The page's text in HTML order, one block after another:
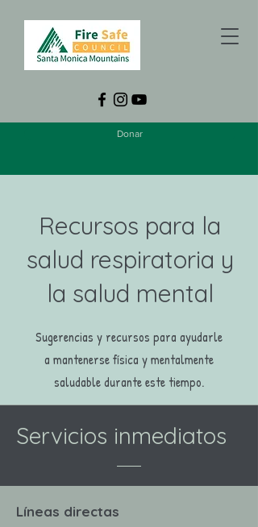
Donar
Recursos para la
salud respiratoria y
la salud mental
Sugerencias y recursos para ayudarle
a mantenerse física y mentalmente
saludable durante este tiempo.
Servicios inmediatos
Líneas directas